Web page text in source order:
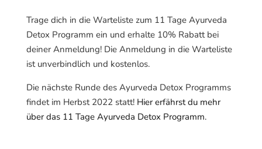
Trage dich in die Warteliste zum 11 Tage Ayurveda
Detox Programm ein und erhalte 10% Rabatt bei
deiner Anmeldung! Die Anmeldung in die Warteliste
ist unverbindlich und kostenlos.
Die nächste Runde des Ayurveda Detox Programms
findet im Herbst 2022 statt! Hier erfährst du mehr
über das 11 Tage Ayurveda Detox Programm.